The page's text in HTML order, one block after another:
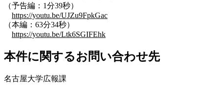
（予告編：1分39秒）
https://youtu.be/UJZu9FpkGac
（本編： 63分34秒）
https://youtu.be/Ltk6SGIFEhk
本件に関するお問い合わせ先
名古屋大学広報課